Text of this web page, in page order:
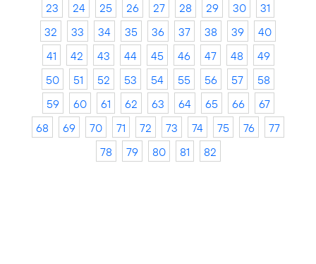
23
24 25 26 27 28 29 30
31
32
33 34 35 36 37 38 39
40
41
42 43 44 45 46 47 48
49
50
51 52 53 54 55 56 57
58
59
60 61 62 63 64 65 66
67
68
69 70 71 72 73 74 75 76
77
78
79 80 81 82